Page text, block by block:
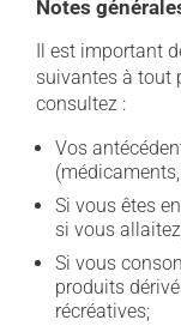
Notes
Il est important
suivantes à tout
consultez :
Vos
Si vous êtes
si vous
Si vous
produits
récréatives;